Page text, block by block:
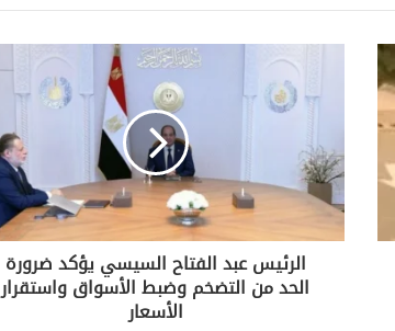
الرئيس عبد الفتاح السيسي يؤكد ضرورة
الحد من التضخم وضبط الأسواق واستقرار
الأسعار